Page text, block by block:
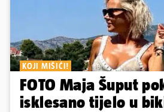
KOJI MIŠIĆI!
FOTO Maja Šuput
isklesano tijelo u